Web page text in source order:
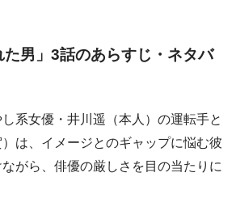
た男」3話のあらすじ・ネタバ
系女優・井川遥（本人）の運転手と
は、イメージとのギャップに悩む彼
がら、俳優の厳しさを目の当たりに